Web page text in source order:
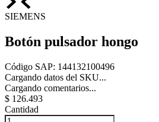
SIEMENS
Botón pulsador hongo
Código SAP: 144132100496
Cargando datos del SKU...
Cargando comentarios...
$ 126.493
Cantidad